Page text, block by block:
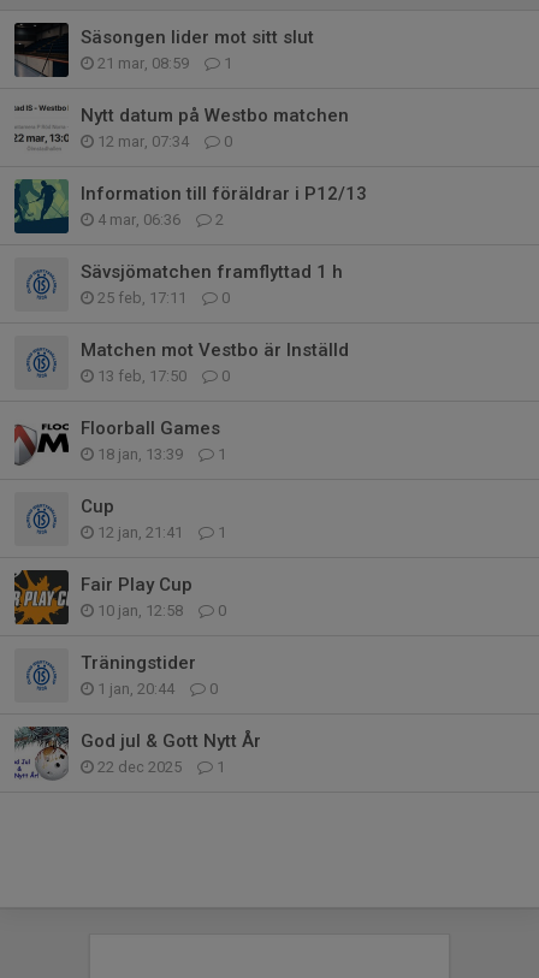
Säsongen lider mot sitt slut
21 mar, 08:59 1
Nytt datum på Westbo matchen
12 mar, 07:34 0
Information till föräldrar i P12/13
4 mar, 06:36 2
Sävsjömatchen framflyttad 1 h
25 feb, 17:11 0
Matchen mot Vestbo är Inställd
13 feb, 17:50 0
Floorball Games
18 jan, 13:39 1
Cup
12 jan, 21:41 1
Fair Play Cup
10 jan, 12:58 0
Träningstider
1 jan, 20:44 0
God jul & Gott Nytt År
22 dec 2025 1